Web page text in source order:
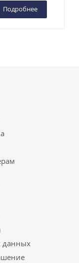
Подробнее
данных